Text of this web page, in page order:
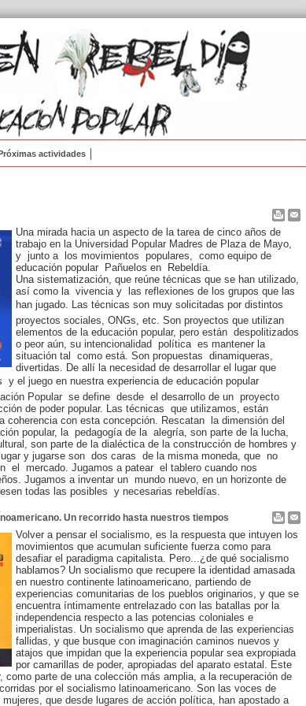
actividades
Una mirada hacia un aspecto de la tarea de cinco años de
trabajo en la Universidad Popular Madres de Plaza de Mayo,
y junto a los movimientos populares, como equipo de
educación popular Pañuelos en Rebeldía.
Una sistematización, que reúne técnicas que se han utilizado,
así como la vivencia y las reflexiones de los grupos que las
han jugado. Las técnicas son muy solicitadas por distintos
proyectos sociales, ONGs, etc. Son proyectos que utilizan
elementos de la educación popular, pero están despolitizados
o peor aún, su intencionalidad política es mantener la
situación tal como está. Son propuestas dinamiqueras,
divertidas. De allí la necesidad de desarrollar el lugar que
el juego en nuestra experiencia de educación popular
Popular se define desde el desarrollo de un proyecto
de poder popular. Las técnicas que utilizamos, están
coherencia con esta concepción. Rescatan la dimensión del
popular, la pedagogía de la alegría, son parte de la lucha,
son parte de la dialéctica de la construcción de hombres y
y jugarse son dos caras de la misma moneda, que no
el mercado. Jugamos a patear el tablero cuando nos
Jugamos a inventar un mundo nuevo, en un horizonte de
todas las posibles y necesarias rebeldías.
Un recorrido hasta nuestros tiempos
Volver a pensar el socialismo, es la respuesta que intuyen los
movimientos que acumulan suficiente fuerza como para
desafiar el paradigma capitalista. Pero...¿de qué socialismo
hablamos? Un socialismo que recupere la identidad amasada
en nuestro continente latinoamericano, partiendo de
experiencias comunitarias de los pueblos originarios, y que se
encuentra íntimamente entrelazado con las batallas por la
independencia respecto a las potencias coloniales e
imperialistas. Un socialismo que aprenda de las experiencias
fallidas, y que busque con imaginación caminos nuevos y
atajos que impidan que la experiencia popular sea expropiada
por camarillas de poder, apropiadas del aparato estatal. Este
como parte de una colección más amplia, a la recuperación de
por el socialismo latinoamericano. Son las voces de
que desde lugares de acción política, han apostado a